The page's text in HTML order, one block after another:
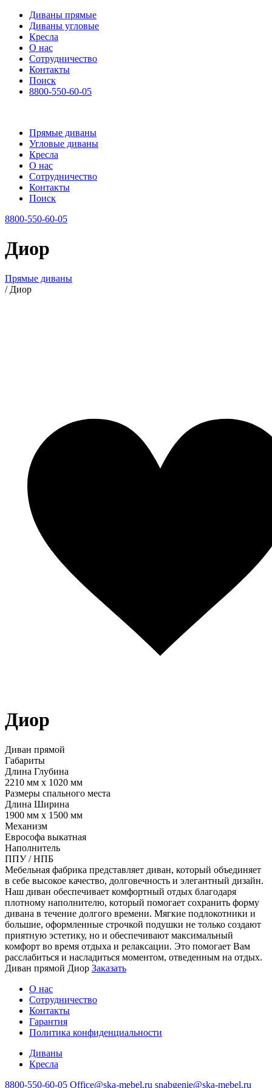
Диваны прямые
Диваны угловые
Кресла
О нас
Сотрудничество
Контакты
Поиск
8800-550-60-05
Прямые диваны
Угловые диваны
Кресла
О нас
Сотрудничество
Контакты
Поиск
8800-550-60-05
Диор
Прямые диваны
/ Диор
Диор
Диван прямой
Габариты
Длина Глубина
2210 мм x 1020 мм
Размеры спального места
Длина Ширина
1900 мм x 1500 мм
Механизм
Еврософа выкатная
Наполнитель
ППУ / НПБ
Мебельная фабрика представляет диван, который объединяет
в себе высокое качество, долговечность и элегантный дизайн.
Наш диван обеспечивает комфортный отдых благодаря
плотному наполнителю, который помогает сохранить форму
дивана в течение долгого времени. Мягкие подлокотники и
большие, оформленные строчкой подушки не только создают
приятную эстетику, но и обеспечивают максимальный
комфорт во время отдыха и релаксации. Это помогает Вам
расслабиться и насладиться моментом, отведенным на отдых.
Диван прямой Диор Заказать
О нас
Сотрудничество
Контакты
Гарантия
Политика конфиденциальности
Диваны
Кресла
8800-550-60-05 Office@ska-mebel.ru snabgenie@ska-mebel.ru